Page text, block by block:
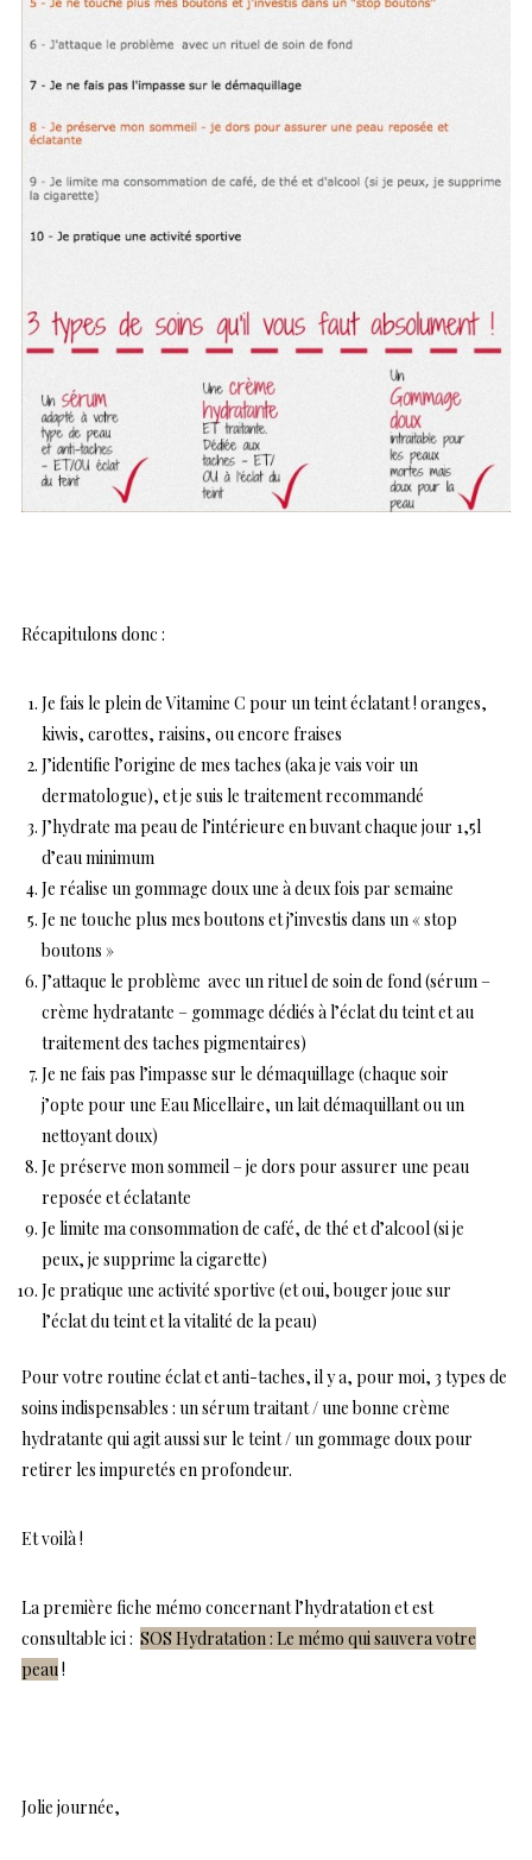
Récapitulons donc :
Je fais le plein de Vitamine C pour un teint éclatant ! oranges,
kiwis, carottes, raisins, ou encore fraises
J’identifie l’origine de mes taches (aka je vais voir un
dermatologue), et je suis le traitement recommandé
J’hydrate ma peau de l’intérieure en buvant chaque jour 1,5l
d’eau minimum
Je réalise un gommage doux une à deux fois par semaine
Je ne touche plus mes boutons et j’investis dans un « stop
boutons »
J’attaque le problème avec un rituel de soin de fond (sérum –
crème hydratante – gommage dédiés à l’éclat du teint et au
traitement des taches pigmentaires)
Je ne fais pas l’impasse sur le démaquillage (chaque soir
j’opte pour une Eau Micellaire, un lait démaquillant ou un
nettoyant doux)
Je préserve mon sommeil – je dors pour assurer une peau
reposée et éclatante
Je limite ma consommation de café, de thé et d’alcool (si je
peux, je supprime la cigarette)
Je pratique une activité sportive (et oui, bouger joue sur
l’éclat du teint et la vitalité de la peau)
Pour votre routine éclat et anti-taches, il y a, pour moi, 3 types de
soins indispensables : un sérum traitant / une bonne crème
hydratante qui agit aussi sur le teint / un gommage doux pour
retirer les impuretés en profondeur.
Et voilà !
La première fiche mémo concernant l’hydratation et est
consultable ici : SOS Hydratation : Le mémo qui sauvera votre
peau!
Jolie journée,